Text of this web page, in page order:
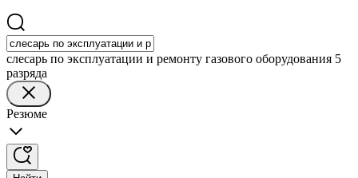
слесарь по эксплуатации и ремонту газового оборудования 5
разряда
Резюме